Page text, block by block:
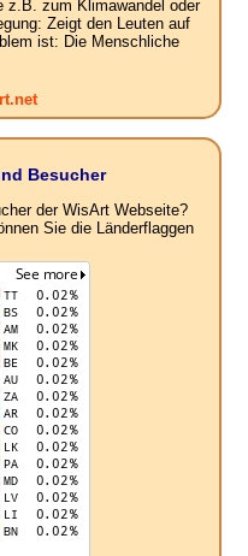
z.B. zum Klimawandel oder
Zeigt den Leuten auf
ist: Die Menschliche
Besucher
der WisArt Webseite?
Sie die Länderflaggen